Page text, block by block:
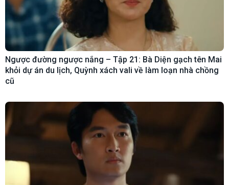
Ngược đường ngược nắng – Tập 21: Bà Diện gạch tên Mai
khỏi dự án du lịch, Quỳnh xách vali về làm loạn nhà chồng
cũ